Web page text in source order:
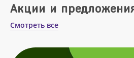
Акции и
Смотреть все